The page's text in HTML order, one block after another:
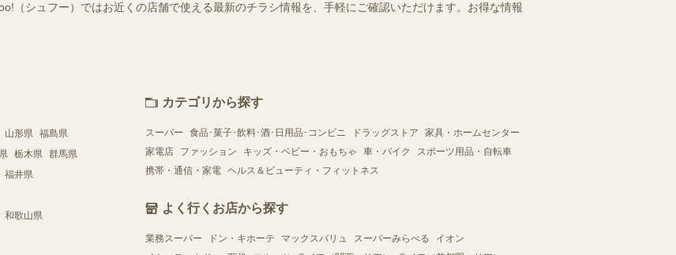
（シュフー）ではお近くの店舗で使える最新のチラシ情報を、手軽にご確認いただけます。お得な情報
山形県 福島県
栃木県 群馬県
福井県
和歌山県
カテゴリから探す
スーパー 食品･菓子･飲料･酒･日用品･コンビニ ドラッグストア
家具・ホームセンター
家電店
ファッション キッズ・ベビー・おもちゃ 車・バイク
スポーツ用品・自転車
携帯・通信・家電 ヘルス＆ビューティ・フィットネス
よく行くお店から探す
業務スーパー ドン・キホーテ マックスバリュ スーパーみらべる
イオン